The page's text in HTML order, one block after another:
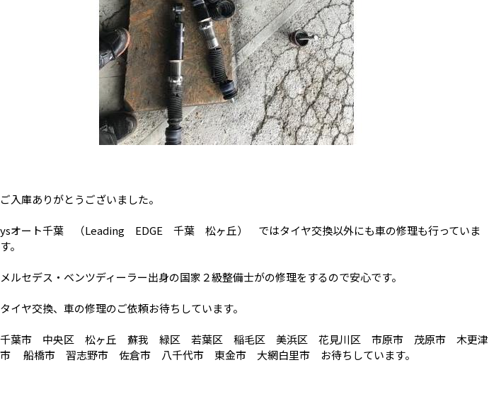
ご入庫ありがとうございました。
ysオート千葉 （Leading EDGE 千葉 松ヶ丘） ではタイヤ交換以外にも車の修理も行っていま
す。
メルセデス・ベンツディーラー出身の国家２級整備士がの修理をするので安心です。
タイヤ交換、車の修理のご依頼お待ちしています。
千葉市 中央区 松ヶ丘 蘇我 緑区 若葉区 稲毛区 美浜区 花見川区 市原市 茂原市 木更津
市 船橋市 習志野市 佐倉市 八千代市 東金市 大網白里市 お待ちしています。